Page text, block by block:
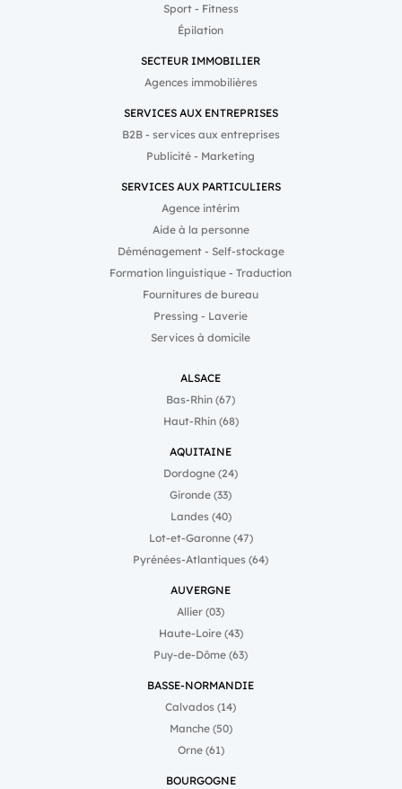
segmentation du savoir-
faire, par exemple pour
et de gestion locative,
gestes ! C’est vertigineux.
est un secteur d’activité qui
évolue en permanence.
Alors, nous avons imaginé
un moyen, non seulement
de formation en grande
quantité, mais aussi d’être
encore plus réactif dans la
formation des
collaborateurs, afin de
délivrer une information
fiable aux clients finaux :
l’intelligence artificielle
offre une puissance
inégalée pour répondre à
ces deux enjeux majeurs.”,
ajoute Stéphane Fritz,
l’Immobilier.Il a fallu
ressources et imaginer de
nouveaux modes de
travail, pour repenser la
façon de créer les modules
de formation par geste, et
les mettre à disposition du
réseau de 3200
collaborateurs avec la
plus grande réactivité.
Pour cela, Guy Hoquet
l’Immobilier s’est emparé
de l’intelligence artificielle :
augmenter les capacités
de l’humain. En
collaboration avec
l’agence Brainsonic, le
réseau a initié un travail
de création d’avatars
artificielle. “Les avatars en
AI permettent d’adresser
enjeux de volume, de coût,
et de manière contre
de la formation”, explique
Sport - Fitness
Épilation
SECTEUR IMMOBILIER
Agences immobilières
SERVICES AUX ENTREPRISES
B2B - services aux entreprises
Publicité - Marketing
SERVICES AUX PARTICULIERS
Agence intérim
Aide à la personne
Déménagement - Self-stockage
Formation linguistique - Traduction
Fournitures de bureau
Pressing - Laverie
Services à domicile
ALSACE
Bas-Rhin (67)
Haut-Rhin (68)
AQUITAINE
Dordogne (24)
Gironde (33)
Landes (40)
Lot-et-Garonne (47)
Pyrénées-Atlantiques (64)
AUVERGNE
Allier (03)
Haute-Loire (43)
Puy-de-Dôme (63)
BASSE-NORMANDIE
Calvados (14)
Manche (50)
Orne (61)
BOURGOGNE